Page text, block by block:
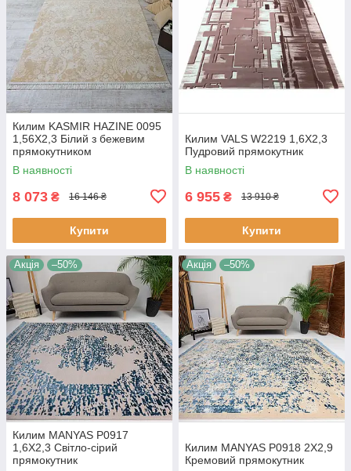
Килим KASMIR HAZINE 0095
1,56Х2,3 Білий з бежевим
прямокутником
В наявності
8 073 ₴ 16 146 ₴
Купити
Килим VALS W2219 1,6Х2,3
Пудровий прямокутник
В наявності
6 955 ₴ 13 910 ₴
Купити
Акція –50%
Килим MANYAS P0917
1,6Х2,3 Світло-сірий
прямокутник
Акція –50%
Килим MANYAS P0918 2Х2,9
Кремовий прямокутник